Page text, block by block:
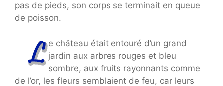
pas de pieds, son corps se terminait en queue
de poisson.
e château était entouré d’un grand
jardin aux arbres rouges et bleu
sombre, aux fruits rayonnants comme
de l’or, les fleurs semblaient de feu, car leurs